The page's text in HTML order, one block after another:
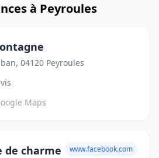
à Peyroules
04120 Peyroules
Maps
de charme
www.facebook.com